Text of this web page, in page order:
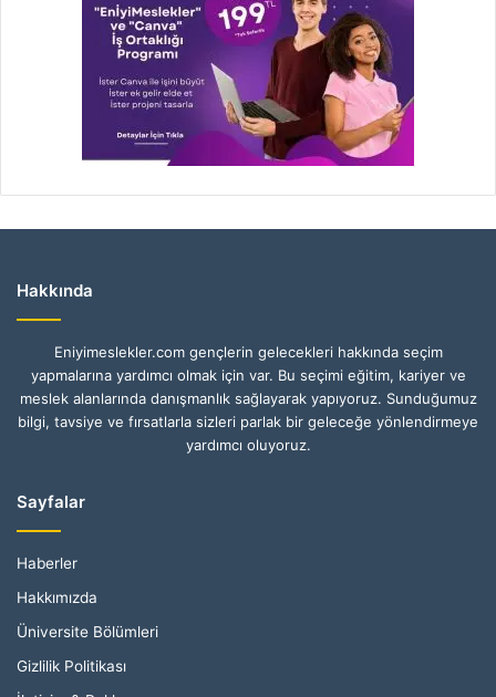
Hakkında
Eniyimeslekler.com gençlerin gelecekleri hakkında seçim
yapmalarına yardımcı olmak için var. Bu seçimi eğitim, kariyer ve
meslek alanlarında danışmanlık sağlayarak yapıyoruz. Sunduğumuz
bilgi, tavsiye ve fırsatlarla sizleri parlak bir geleceğe yönlendirmeye
yardımcı oluyoruz.
Sayfalar
Haberler
Hakkımızda
Üniversite Bölümleri
Gizlilik Politikası